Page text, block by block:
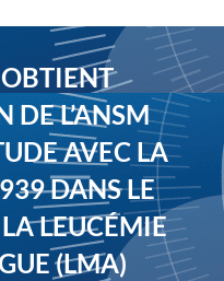
DE L’ANSM
AVEC LA
DANS LE
LEUCÉMIE
(LMA)